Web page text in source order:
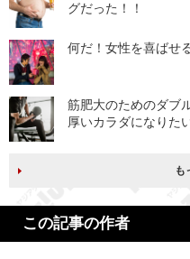
グだった！！
何だ！女性を喜ばせ
筋肥大のためのダブ
厚いカラダになりた
も
この記事の作者